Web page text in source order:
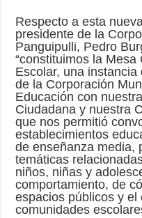
Respecto a esta
presidente de la
Panguipulli, Pedro
“constituimos la
Escolar, una
de la Corporación
Educación con
Ciudadana y nuestra
que nos permitió
establecimientos
de enseñanza media,
temáticas
niños, niñas y
comportamiento, de
espacios públicos y el
comunidades